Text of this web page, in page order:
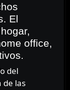
El
office,
de las